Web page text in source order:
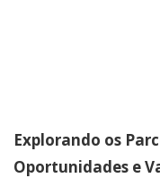
Explorando os
Oportunidades e